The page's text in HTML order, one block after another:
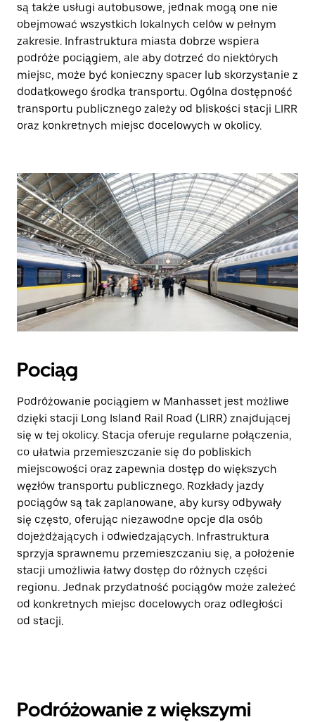
są także usługi autobusowe, jednak mogą one nie
obejmować wszystkich lokalnych celów w pełnym
zakresie. Infrastruktura miasta dobrze wspiera
podróże pociągiem, ale aby dotrzeć do niektórych
miejsc, może być konieczny spacer lub skorzystanie z
dodatkowego środka transportu. Ogólna dostępność
transportu publicznego zależy od bliskości stacji LIRR
oraz konkretnych miejsc docelowych w okolicy.
Pociąg
Podróżowanie pociągiem w Manhasset jest możliwe
dzięki stacji Long Island Rail Road (LIRR) znajdującej
się w tej okolicy. Stacja oferuje regularne połączenia,
co ułatwia przemieszczanie się do pobliskich
miejscowości oraz zapewnia dostęp do większych
węzłów transportu publicznego. Rozkłady jazdy
pociągów są tak zaplanowane, aby kursy odbywały
się często, oferując niezawodne opcje dla osób
dojeżdżających i odwiedzających. Infrastruktura
sprzyja sprawnemu przemieszczaniu się, a położenie
stacji umożliwia łatwy dostęp do różnych części
regionu. Jednak przydatność pociągów może zależeć
od konkretnych miejsc docelowych oraz odległości
od stacji.
Podróżowanie z większymi